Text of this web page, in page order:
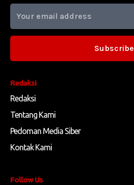
Redaksi
Redaksi
Tentang Kami
Pedoman Media Siber
Kontak Kami
Follow Us
Subscribe